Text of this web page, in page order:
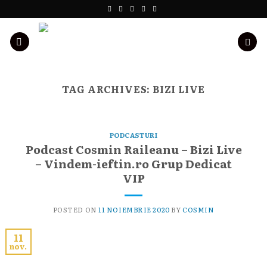
to
content
TAG ARCHIVES: BIZI LIVE
PODCASTURI
Podcast Cosmin Raileanu – Bizi Live
– Vindem-ieftin.ro Grup Dedicat
VIP
POSTED ON11 NOIEMBRIE 2020 BYCOSMIN
11
nov.